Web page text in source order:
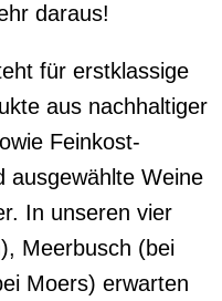
daraus!
für erstklassige
aus nachhaltiger
Feinkost-
ausgewählte Weine
In unseren vier
Meerbusch (bei
Moers) erwarten